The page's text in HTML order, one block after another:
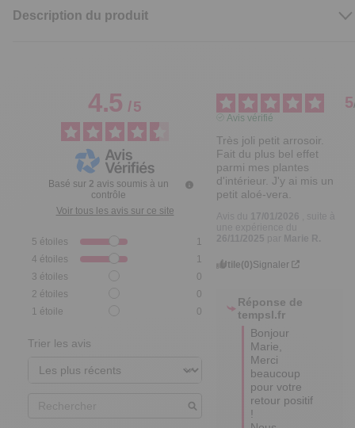
Description du produit
4.5/5
Basé sur 2 avis soumis à un
contrôle
Voir tous les avis sur ce site
5 étoiles
1
4 étoiles
1
3 étoiles
0
2 étoiles
0
1 étoile 0
Trier les avis
5
Avis vérifié
Très joli petit arrosoir.
Fait du plus bel effet
parmi mes plantes
d'intérieur. J'y ai mis un
petit aloé-vera.
Utile(0)Signaler
Réponse de
tempsl.fr
Bonjour
Marie,
Merci
beaucoup
pour votre
retour positif
!